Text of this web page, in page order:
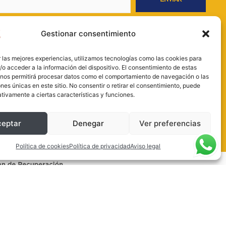
Gestionar consentimiento
las mejores experiencias, utilizamos tecnologías como las cookies para
o acceder a la información del dispositivo. El consentimiento de estas
permitirá procesar datos como el comportamiento de navegación o las
únicas en este sitio. No consentir o retirar el consentimiento, puede
a ciertas características y funciones.
Denegar Ver preferencias
Política de cookiesPolítica de privacidadAviso legal
L; Finalidad: envío de información sobre productos y
consentimiento; Destinatarios: no se comunicarán los datos
Derechos: acceder, rectificar y suprimir los datos, así como otros
la información adicional. Más información en nuestra Política de
necesarios para llevar a cabo el proceso de envío.